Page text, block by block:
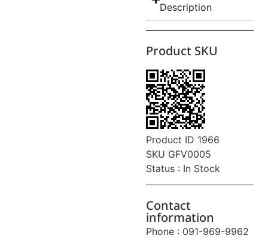
Description
Product SKU
Product ID 1966
SKU GFV0005
Status : In Stock
Contact
information
Phone : 091-969-9962